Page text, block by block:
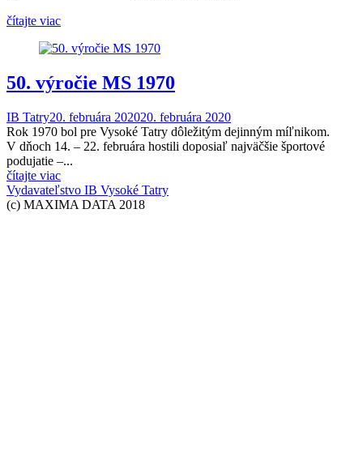
čítajte viac
50. výročie MS 1970
IB Tatry20. februára 202020. februára 2020
Rok 1970 bol pre Vysoké Tatry dôležitým dejinným míľnikom.
V dňoch 14. – 22. februára hostili doposiaľ najväčšie športové
podujatie –...
čítajte viac
Vydavateľstvo IB Vysoké Tatry
(c) MAXIMA DATA 2018